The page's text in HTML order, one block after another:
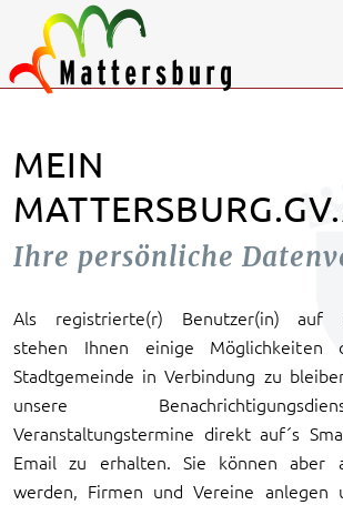
MEIN
Ihre persönliche
Als registrierte(r) Benutzer(in) auf
stehen Ihnen einige
Stadtgemeinde in Verbindung zu
unsere
Veranstaltungstermine direkt auf´s
Email zu erhalten. Sie können aber
werden, Firmen und Vereine anlegen